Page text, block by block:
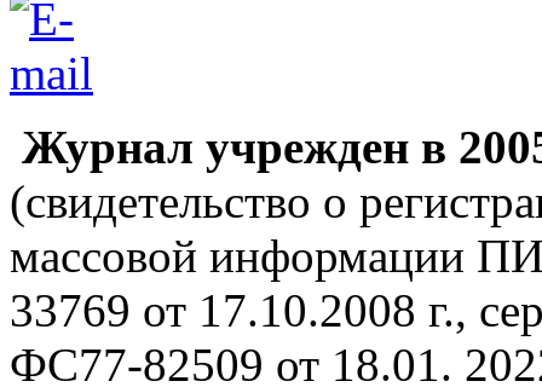
Журнал учрежден в
(свидетельство о
массовой информации
33769 от 17.10.2008 г.,
ФС77-82509 от 18.01.